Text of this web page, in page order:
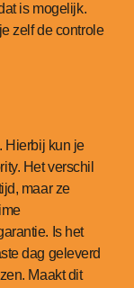
is mogelijk.
zelf de controle
Hierbij kun je
Het verschil
maar ze
Is het
dag geleverd
Maakt dit